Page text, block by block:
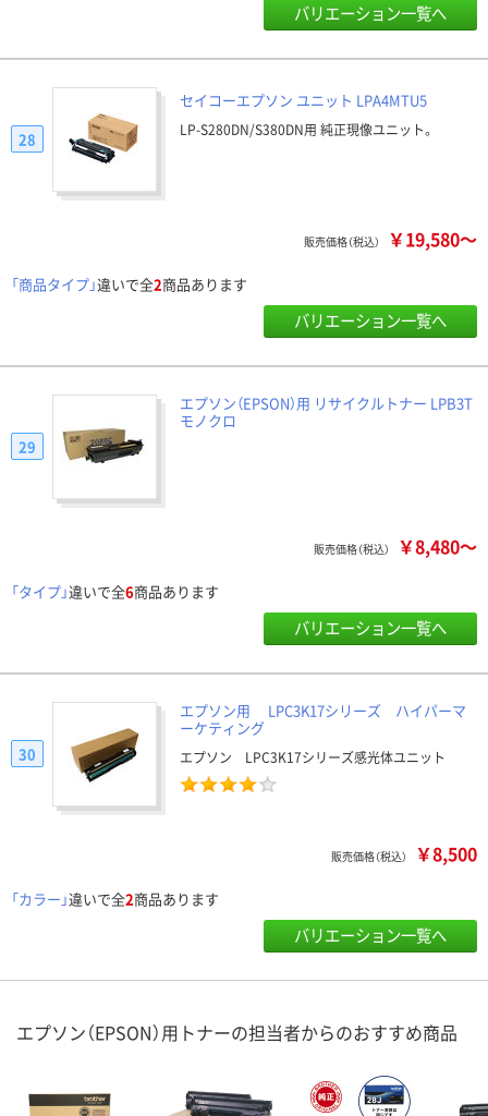
バリエーション一覧へ
セイコーエプソン ユニット LPA4MTU5
LP-S280DN/S380DN用 純正現像ユニット。
28
販売価格（税込） ￥19,580～
「商品タイプ」違いで全2商品あります
バリエーション一覧へ
エプソン（EPSON）用 リサイクルトナー LPB3T
モノクロ
29
販売価格（税込） ￥8,480～
「タイプ」違いで全6商品あります
バリエーション一覧へ
エプソン用 LPC3K17シリーズ ハイパーマ
ーケティング
エプソン LPC3K17シリーズ感光体ユニット
30
販売価格（税込） ￥8,500
「カラー」違いで全2商品あります
バリエーション一覧へ
エプソン（EPSON）用トナーの担当者からのおすすめ商品